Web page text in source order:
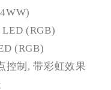
(RGB)
(RGB)
控制, 带彩虹效果